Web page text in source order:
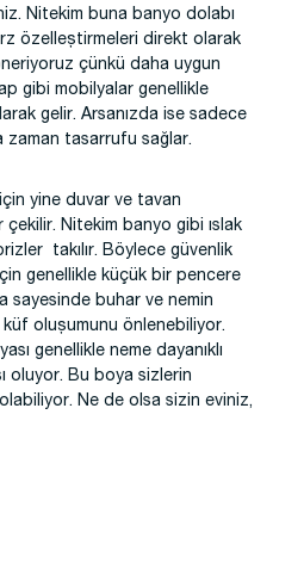
Nitekim buna banyo dolabı
özelleştirmeleri direkt olarak
çünkü daha uygun
gibi mobilyalar genellikle
gelir. Arsanızda ise sadece
zaman tasarrufu sağlar.
yine duvar ve tavan
Nitekim banyo gibi ıslak
takılır. Böylece güvenlik
genellikle küçük bir pencere
sayesinde buhar ve nemin
küf oluşumunu önlenebiliyor.
genellikle neme dayanıklı
oluyor. Bu boya sizlerin
Ne de olsa sizin eviniz,